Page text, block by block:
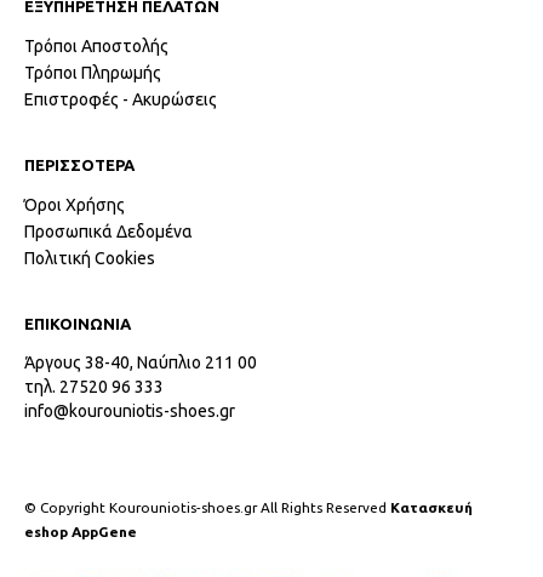
ΕΞΥΠΗΡΕΤΗΣΗ ΠΕΛΑΤΩΝ
Τρόποι Αποστολής
Τρόποι Πληρωμής
Επιστροφές - Ακυρώσεις
ΠΕΡΙΣΣΟΤΕΡΑ
Όροι Χρήσης
Προσωπικά Δεδομένα
Πολιτική Cookies
ΕΠΙΚΟΙΝΩΝΙΑ
Άργους 38-40, Ναύπλιο 211 00
τηλ. 27520 96 333
info@kourouniotis-shoes.gr
© Copyright Kourouniotis-shoes.gr All Rights Reserved Κατασκευή
eshop AppGene